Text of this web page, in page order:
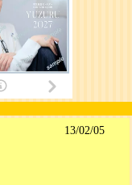
13/02/05